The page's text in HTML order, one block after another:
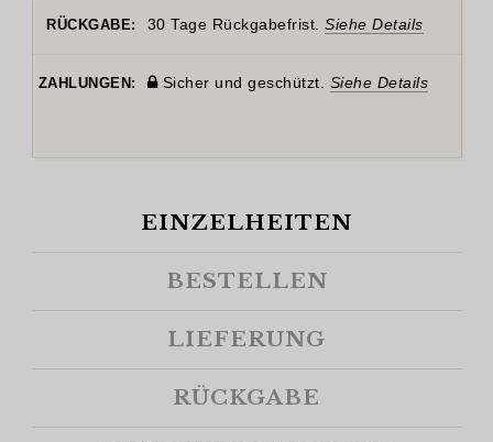
RÜCKGABE: 30 Tage Rückgabefrist. Siehe Details
ZAHLUNGEN: Sicher und geschützt. Siehe Details
EINZELHEITEN
BESTELLEN
LIEFERUNG
RÜCKGABE